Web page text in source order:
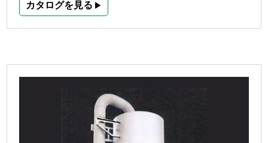
カタログを見る